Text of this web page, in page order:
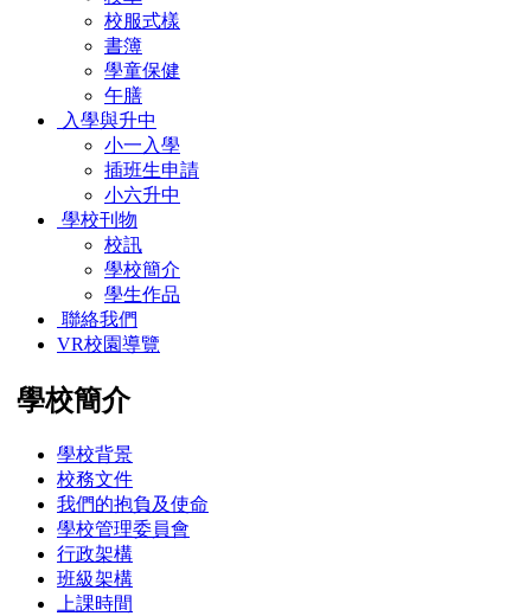
校服式樣
書簿
學童保健
午膳
入學與升中
小一入學
插班生申請
小六升中
學校刊物
校訊
學校簡介
學生作品
聯絡我們
VR校園導覽
學校簡介
學校背景
校務文件
我們的抱負及使命
學校管理委員會
行政架構
班級架構
上課時間